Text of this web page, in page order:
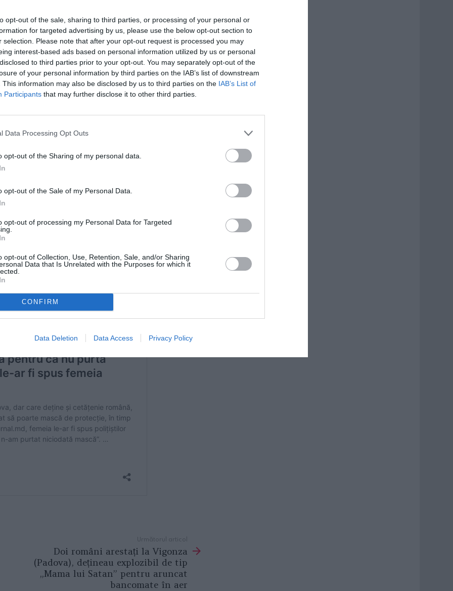
opt-out of the sale, sharing to third parties, or processing of your personal or
for targeted advertising by us, please use the below opt-out section to
selection. Please note that after your opt-out request is processed you may
interest-based ads based on personal information utilized by us or personal
to third parties prior to your opt-out. You may separately opt-out of the
of your personal information by third parties on the IAB’s list of downstream
This information may also be disclosed by us to third parties on the IAB’s List of
Participants that may further disclose it to other third parties.
Data Processing Opt Outs
opt-out of the Sharing of my personal data.
opt-out of the Sale of my Personal Data.
opt-out of processing my Personal Data for Targeted
opt-out of Collection, Use, Retention, Sale, and/or Sharing
Data that Is Unrelated with the Purposes for which it
CONFIRM
Data Deletion Data Access Privacy Policy
și ilegală, căci nu avea autorizații
de infracțiunea de gestionare ilicită a
Potrivit agenților de mediu, deșeurile
și expuse la agenții atmosferici ar fi
citat de observatornews.ro.
numeroase aparate electrocasnice
că românul nu a putut dovedi
de primire de bunuri furate.
GAZETA ROMÂNEASCĂ
Următorul articol
Doi români arestați la Vigonza
(Padova), dețineau explozibil de tip
„Mama lui Satan” pentru aruncat
bancomate în aer